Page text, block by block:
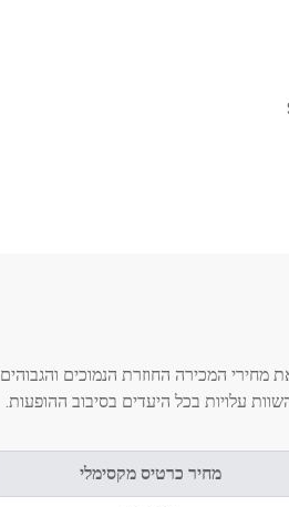
מחירי המכירה החוזרת הנמוכים והגבוהים
עלויות בכל היעדים בסיבוב ההופעות.
מחיר כרטיס מקסימלי